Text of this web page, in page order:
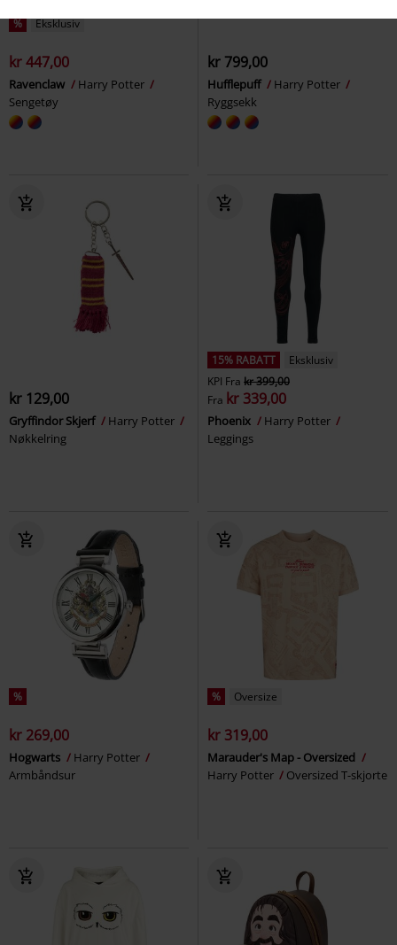
% Eksklusiv
kr 447,00
Ravenclaw
Harry Potter
Sengetøy
kr 799,00
Hufflepuff
Harry Potter
Ryggsekk
kr 129,00
Gryffindor Skjerf
Harry Potter
Nøkkelring
15% RABATT
Eksklusiv
KPI Fra kr 399,00
Fra kr 339,00
Phoenix
Harry Potter
Leggings
%
kr 269,00
Hogwarts
Harry Potter
Armbåndsur
% Oversize
kr 319,00
Marauder's Map - Oversized
Harry Potter
Oversized T-skjorte